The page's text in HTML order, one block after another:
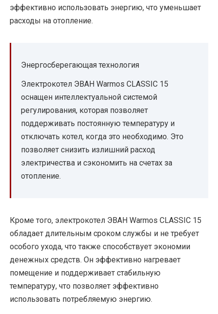
эффективно использовать энергию, что уменьшает
расходы на отопление.
Энергосберегающая технология
Электрокотел ЭВАН Warmos CLASSIC 15
оснащен интеллектуальной системой
регулирования, которая позволяет
поддерживать постоянную температуру и
отключать котел, когда это необходимо. Это
позволяет снизить излишний расход
электричества и сэкономить на счетах за
отопление.
Кроме того, электрокотел ЭВАН Warmos CLASSIC 15
обладает длительным сроком службы и не требует
особого ухода, что также способствует экономии
денежных средств. Он эффективно нагревает
помещение и поддерживает стабильную
температуру, что позволяет эффективно
использовать потребляемую энергию.